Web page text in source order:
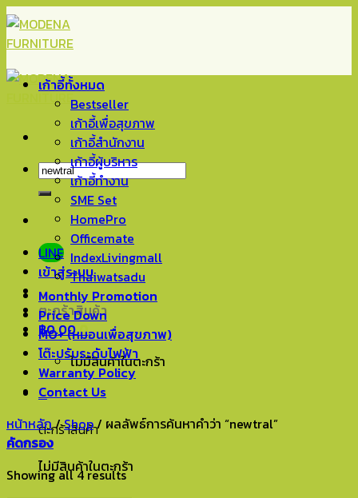
Skip
to
content
ค้นหา:
LINE
เข้าสู่ระบบ
ตะกร้าสินค้า
฿0.00 0
ไม่มีสินค้าในตะกร้า
0
ตะกร้าสินค้า
ไม่มีสินค้าในตะกร้า
เก้าอี้ทั้งหมด
Bestseller
เก้าอี้เพื่อสุขภาพ
เก้าอี้สำนักงาน
เก้าอี้ผู้บริหาร
เก้าอี้ทำงาน
SME Set
HomePro
Officemate
IndexLivingmall
Thaiwatsadu
Monthly Promotion
Price Down
MO+ (หมอนเพื่อสุขภาพ)
โต๊ะปรับระดับไฟฟ้า
Warranty Policy
Contact Us
หน้าหลัก/Shop/ ผลลัพธ์การค้นหาคำว่า “newtral”
คัดกรอง
Showing all 4 results